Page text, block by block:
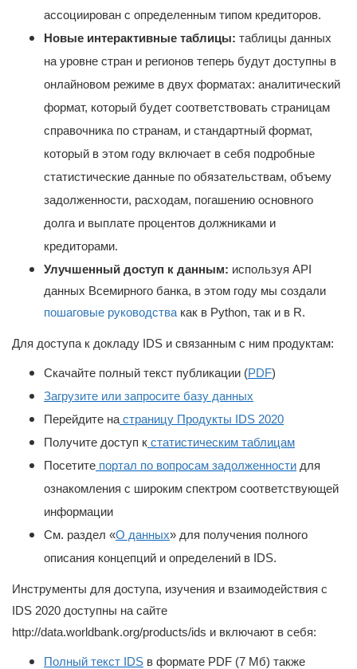
ассоциирован с определенным типом кредиторов.
Новые интерактивные таблицы: таблицы данных
на уровне стран и регионов теперь будут доступны в
онлайновом режиме в двух форматах: аналитический
формат, который будет соответствовать страницам
справочника по странам, и стандартный формат,
который в этом году включает в себя подробные
статистические данные по обязательствам, объему
задолженности, расходам, погашению основного
долга и выплате процентов должниками и
кредиторами.
Улучшенный доступ к данным: используя API
данных Всемирного банка, в этом году мы создали
пошаговые руководства как в Python, так и в R.
Для доступа к докладу IDS и связанным с ним продуктам:
Скачайте полный текст публикации (PDF)
Загрузите или запросите базу данных
Перейдите на страницу Продукты IDS 2020
Получите доступ к статистическим таблицам
Посетите портал по вопросам задолженности для
ознакомления с широким спектром соответствующей
информации
См. раздел «О данных» для получения полного
описания концепций и определений в IDS.
Инструменты для доступа, изучения и взаимодействия с
IDS 2020 доступны на сайте
http://data.worldbank.org/products/ids и включают в себя:
Полный текст IDS в формате PDF (7 Мб) также